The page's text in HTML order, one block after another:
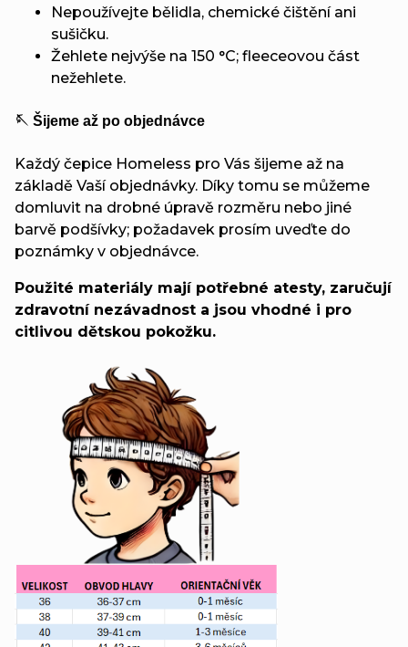
Nepoužívejte bělidla, chemické čištění ani
sušičku.
Žehlete nejvýše na 150 °C; fleeceovou část
nežehlete.
🪡 Šijeme až po objednávce
Každý čepice Homeless pro Vás šijeme až na
základě Vaší objednávky. Díky tomu se můžeme
domluvit na drobné úpravě rozměru nebo jiné
barvě podšívky; požadavek prosím uveďte do
poznámky v objednávce.
Použité materiály mají potřebné atesty, zaručují
zdravotní nezávadnost a jsou vhodné i pro
citlivou dětskou pokožku.